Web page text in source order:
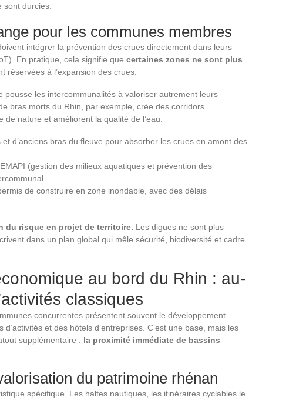
sont durcies.
pour les communes membres
intégrer la prévention des crues directement dans leurs
En pratique, cela signifie que certaines zones ne sont plus
réservées à l’expansion des crues.
pousse les intercommunalités à valoriser autrement leurs
bras morts du Rhin, par exemple, crée des corridors
nature et améliorent la qualité de l’eau.
d’anciens bras du fleuve pour absorber les crues en amont des
(gestion des milieux aquatiques et prévention des
de construire en zone inondable, avec des délais
du risque en projet de territoire. Les digues ne sont plus
dans un plan global qui mêle sécurité, biodiversité et cadre
au bord du Rhin : au-
classiques
concurrentes présentent souvent le développement
et des hôtels d’entreprises. C’est une base, mais les
supplémentaire : la proximité immédiate de bassins
du patrimoine rhénan
spécifique. Les haltes nautiques, les itinéraires cyclables le